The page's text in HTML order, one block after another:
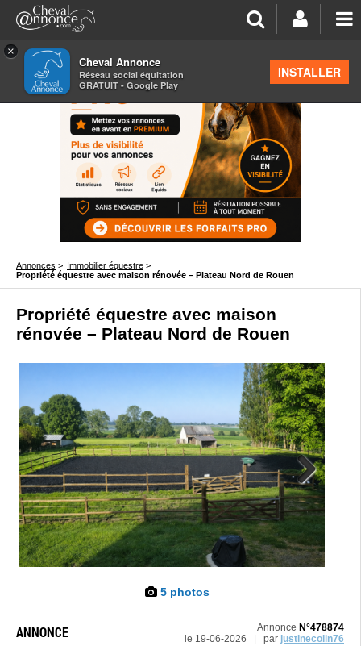
×
Cheval Annonce
Réseau social équitation
GRATUIT - Google Play
INSTALLER
Annonces > Immobilier équestre >
Propriété équestre avec maison rénovée – Plateau Nord de Rouen
Propriété équestre avec maison
rénovée – Plateau Nord de Rouen
Next
5 photos
ANNONCE Annonce N°478874
le 19-06-2026 | par justinecolin76